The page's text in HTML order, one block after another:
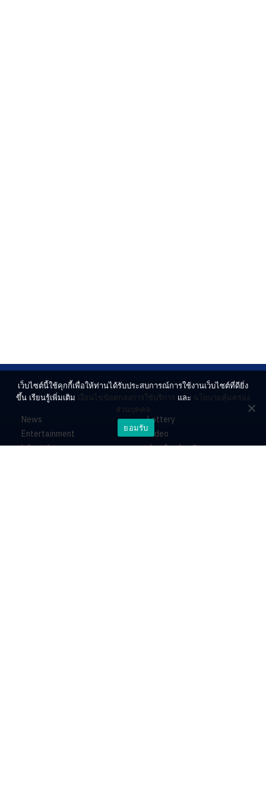
News
Entertainment
Lifestyle
Lottery
Video
ร่วมด้วยช่วยกัน
เว็บไซต์นี้ใช้คุกกี้เพื่อให้ท่านได้รับประสบการณ์การใช้งานเว็บไซต์ที่ดียิ่ง
ขึ้น เรียนรู้เพิ่มเติม เงื่อนไขข้อตกลงการใช้บริการ และ นโยบายคุ้มครอง
ส่วนบุคคล
ยอมรับ